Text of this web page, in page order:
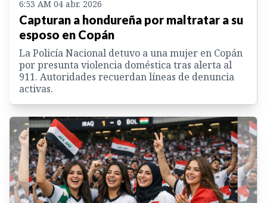
6:53 AM 04 abr. 2026
Capturan a hondureña por maltratar a su
esposo en Copán
La Policía Nacional detuvo a una mujer en Copán
por presunta violencia doméstica tras alerta al
911. Autoridades recuerdan líneas de denuncia
activas.